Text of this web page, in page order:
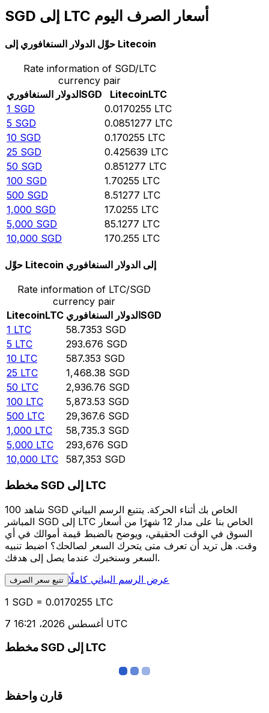
SGD إلى LTC أسعار الصرف اليوم
حوِّل الدولار السنغافوري إلى Litecoin
Rate information of SGD/LTC
currency pair
الدولار السنغافوريSGD LitecoinLTC
1 SGD 0.0170255 LTC
5 SGD 0.0851277 LTC
10 SGD 0.170255 LTC
25 SGD 0.425639 LTC
50 SGD 0.851277 LTC
100 SGD 1.70255 LTC
500 SGD 8.51277 LTC
1,000 SGD 17.0255 LTC
5,000 SGD 85.1277 LTC
10,000 SGD 170.255 LTC
حوِّل Litecoin إلى الدولار السنغافوري
Rate information of LTC/SGD
currency pair
LitecoinLTC الدولار السنغافوريSGD
1 LTC 58.7353 SGD
5 LTC 293.676 SGD
10 LTC 587.353 SGD
25 LTC 1,468.38 SGD
50 LTC 2,936.76 SGD
100 LTC 5,873.53 SGD
500 LTC 29,367.6 SGD
1,000 LTC 58,735.3 SGD
5,000 LTC 293,676 SGD
10,000 LTC 587,353 SGD
مخطط SGD إلى LTC
شاهد 100 SGD الخاص بك أثناء الحركة. يتتبع الرسم البياني
المباشر SGD إلى LTC الخاص بنا على مدار 12 شهرًا من أسعار
السوق في الوقت الحقيقي، ويوضح بالضبط قيمة أموالك في أي
وقت. هل تريد أن تعرف متى يتحرك السعر لصالحك؟ اضبط تنبيه
السعر وسنخبرك عندما يصل إلى هدفك.
تتبع سعر الصرف عرض الرسم البياني كاملًا
1 SGD = 0.0170255 LTC
7 أغسطس 2026، 16:21 UTC
مخطط SGD إلى LTC
قارن واحفظ